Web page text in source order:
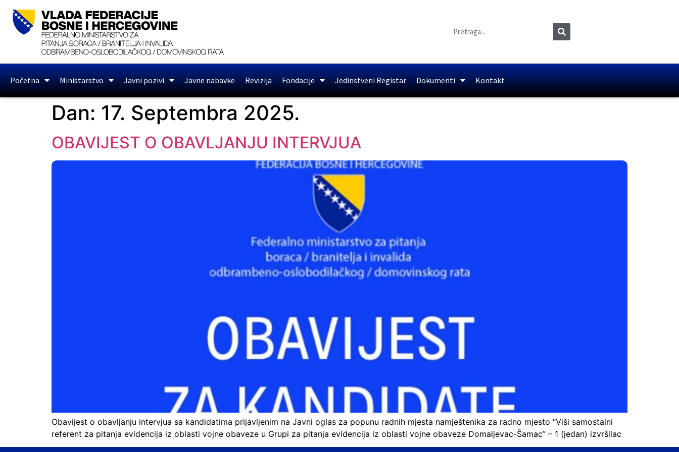
Početna Ministarstvo Javni pozivi Javne nabavke Revizija Fondacije Jedinstveni Registar Dokumenti Kontakt
Dan: 17. Septembra 2025.
OBAVIJEST O OBAVLJANJU INTERVJUA
Obavijest o obavljanju intervjua sa kandidatima prijavljenim na Javni oglas za popunu radnih mjesta namještenika za radno mjesto “Viši samostalni
referent za pitanja evidencija iz oblasti vojne obaveze u Grupi za pitanja evidencija iz oblasti vojne obaveze Domaljevac-Šamac” – 1 (jedan) izvršilac